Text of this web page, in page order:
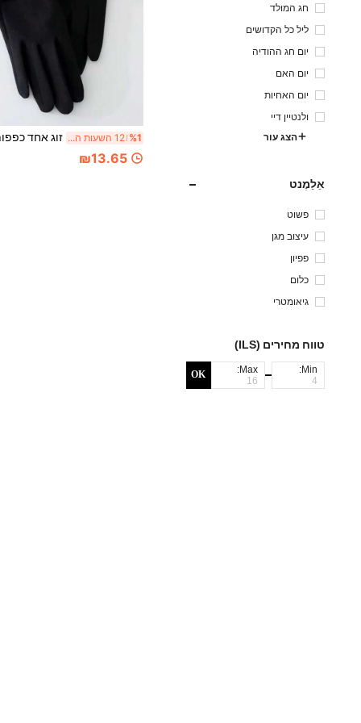
חג המולד
ליל כל הקדושים
יום חג ההודיה
יום האם
יום האחיות
ולנטיין דיי
הצג עור
אֵלֵמֶנט
פשוט
עיצוב מגן
פפיון
כלום
גיאומטרי
טווח מחירים (ILS)
Min:
Max:
OK
%1 12 השעות האחרונות
₪13.65